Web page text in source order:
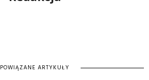
POWIĄZANE ARTYKUŁY